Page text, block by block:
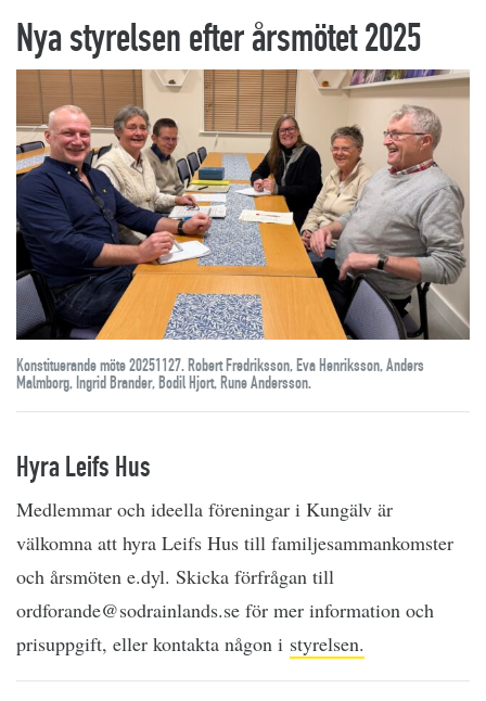
Nya styrelsen efter årsmötet 2025
Konstituerande möte 20251127. Robert Fredriksson, Eva Henriksson, Anders
Malmborg, Ingrid Brander, Bodil Hjort, Rune Andersson.
Hyra Leifs Hus
Medlemmar och ideella föreningar i Kungälv är
välkomna att hyra Leifs Hus till familjesammankomster
och årsmöten e.dyl. Skicka förfrågan till
ordforande@sodrainlands.se för mer information och
prisuppgift, eller kontakta någon i styrelsen.